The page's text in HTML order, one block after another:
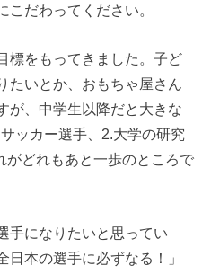
こだわってください。
標をもってきました。子ど
たいとか、おもちゃ屋さん
が、中学生以降だと大きな
ッカー選手、2.大学の研究
がどれもあと一歩のところで
手になりたいと思ってい
本の選手に必ずなる！」